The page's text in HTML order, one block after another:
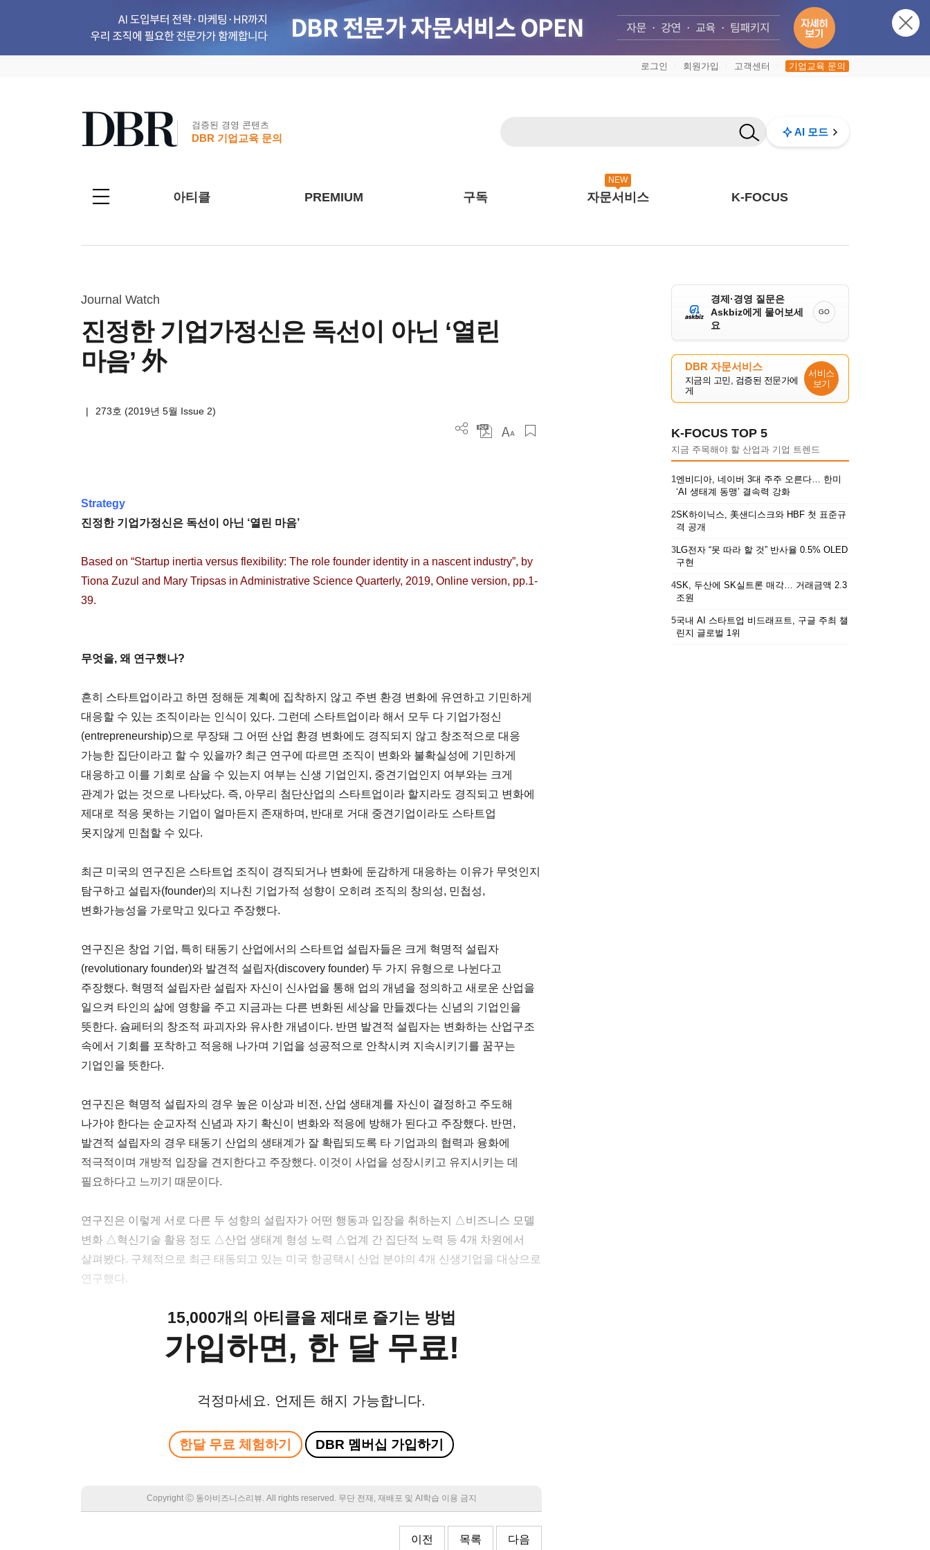
로그인 회원가입 고객센터 기업교육 문의
검증된 경영 콘텐츠
DBR 기업교육 문의
AI 모드
아티클 PREMIUM 구독
NEW
자문서비스 K-FOCUS
Journal Watch
진정한 기업가정신은 독선이 아닌 ‘열린
마음’ 外
| 273호 (2019년 5월 Issue 2)
Strategy
진정한 기업가정신은 독선이 아닌 ‘열린 마음’
Based on “Startup inertia versus flexibility: The role founder identity in a nascent industry”, by
Tiona Zuzul and Mary Tripsas in Administrative Science Quarterly, 2019, Online version, pp.1-
39.
무엇을, 왜 연구했나?
흔히 스타트업이라고 하면 정해둔 계획에 집착하지 않고 주변 환경 변화에 유연하고 기민하게
대응할 수 있는 조직이라는 인식이 있다. 그런데 스타트업이라 해서 모두 다 기업가정신
(entrepreneurship)으로 무장돼 그 어떤 산업 환경 변화에도 경직되지 않고 창조적으로 대응
가능한 집단이라고 할 수 있을까? 최근 연구에 따르면 조직이 변화와 불확실성에 기민하게
대응하고 이를 기회로 삼을 수 있는지 여부는 신생 기업인지, 중견기업인지 여부와는 크게
관계가 없는 것으로 나타났다. 즉, 아무리 첨단산업의 스타트업이라 할지라도 경직되고 변화에
제대로 적응 못하는 기업이 얼마든지 존재하며, 반대로 거대 중견기업이라도 스타트업
못지않게 민첩할 수 있다.
최근 미국의 연구진은 스타트업 조직이 경직되거나 변화에 둔감하게 대응하는 이유가 무엇인지
탐구하고 설립자(founder)의 지나친 기업가적 성향이 오히려 조직의 창의성, 민첩성,
변화가능성을 가로막고 있다고 주장했다.
연구진은 창업 기업, 특히 태동기 산업에서의 스타트업 설립자들은 크게 혁명적 설립자
(revolutionary founder)와 발견적 설립자(discovery founder) 두 가지 유형으로 나뉜다고
주장했다. 혁명적 설립자란 설립자 자신이 신사업을 통해 업의 개념을 정의하고 새로운 산업을
일으켜 타인의 삶에 영향을 주고 지금과는 다른 변화된 세상을 만들겠다는 신념의 기업인을
뜻한다. 슘페터의 창조적 파괴자와 유사한 개념이다. 반면 발견적 설립자는 변화하는 산업구조
속에서 기회를 포착하고 적응해 나가며 기업을 성공적으로 안착시켜 지속시키기를 꿈꾸는
기업인을 뜻한다.
연구진은 혁명적 설립자의 경우 높은 이상과 비전, 산업 생태계를 자신이 결정하고 주도해
나가야 한다는 순교자적 신념과 자기 확신이 변화와 적응에 방해가 된다고 주장했다. 반면,
발견적 설립자의 경우 태동기 산업의 생태계가 잘 확립되도록 타 기업과의 협력과 융화에
적극적이며 개방적 입장을 견지한다고 주장했다. 이것이 사업을 성장시키고 유지시키는 데
필요하다고 느끼기 때문이다.
연구진은 이렇게 서로 다른 두 성향의 설립자가 어떤 행동과 입장을 취하는지 △비즈니스 모델
변화 △혁신기술 활용 정도 △산업 생태계 형성 노력 △업계 간 집단적 노력 등 4개 차원에서
살펴봤다. 구체적으로 최근 태동되고 있는 미국 항공택시 산업 분야의 4개 신생기업을 대상으로
연구했다.
15,000개의 아티클을 제대로 즐기는 방법
가입하면, 한 달 무료!
걱정마세요. 언제든 해지 가능합니다.
한달 무료 체험하기 DBR 멤버십 가입하기
Copyright Ⓒ 동아비즈니스리뷰. All rights reserved. 무단 전재, 재배포 및 AI학습 이용 금지
이전 목록 다음
경제·경영 질문은
Askbiz에게 물어보세
요
GO
DBR 자문서비스
지금의 고민, 검증된 전문가에
게
서비스
보기
K-FOCUS TOP 5
지금 주목해야 할 산업과 기업 트렌드
1엔비디아, 네이버 3대 주주 오른다… 한미
‘AI 생태계 동맹’ 결속력 강화
2SK하이닉스, 美샌디스크와 HBF 첫 표준규
격 공개
3LG전자 “못 따라 할 것” 반사율 0.5% OLED
구현
4SK, 두산에 SK실트론 매각… 거래금액 2.3
조원
5국내 AI 스타트업 비드래프트, 구글 주최 챌
린지 글로벌 1위